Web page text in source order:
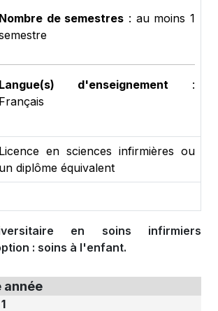
Nombre de semestres : au moins 1
Langue(s) d'enseignement :
Français
Licence en sciences infirmières ou
un diplôme équivalent
en soins infirmiers
: soins à l'enfant.
année